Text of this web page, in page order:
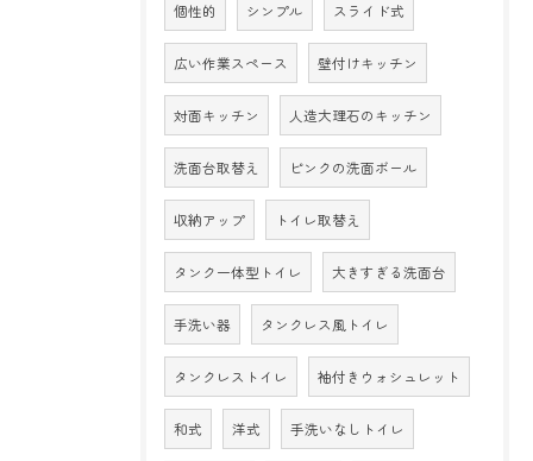
個性的 シンプル スライド式
広い作業スペース 壁付けキッチン
対面キッチン 人造大理石のキッチン
洗面台取替え ピンクの洗面ボール
収納アップ トイレ取替え
タンク一体型トイレ 大きすぎる洗面台
手洗い器 タンクレス風トイレ
タンクレストイレ 袖付きウォシュレット
和式 洋式 手洗いなしトイレ